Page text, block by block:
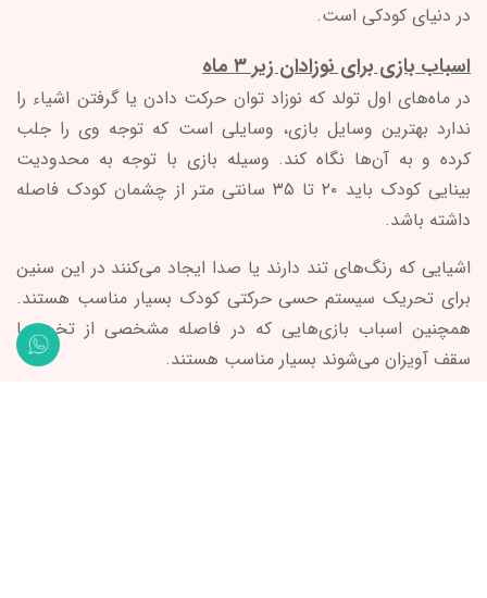
در دنیای کودکی است.
اسباب بازی برای نوزادان زیر ۳ ماه
در ماه‌های اول تولد که نوزاد توان حرکت دادن یا گرفتن اشیاء را
ندارد بهترین وسایل بازی، وسایلی است که توجه وی را جلب
کرده و به آن‌ها نگاه کند. وسیله بازی با توجه به محدودیت
بینایی کودک باید ۲۰ تا ۳۵ سانتی متر از چشمان کودک فاصله
داشته باشد.
اشیایی که رنگ‌های تند دارند یا صدا ایجاد می‌کنند در این سنین
برای تحریک سیستم حسی حرکتی کودک بسیار مناسب هستند.
همچنین اسباب بازی‌هایی که در فاصله مشخصی از تخت یا
سقف آویزان می‌شوند بسیار مناسب هستند.